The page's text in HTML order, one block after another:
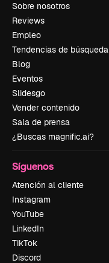
Sobre nosotros
Reviews
Empleo
Tendencias de búsqueda
Blog
Eventos
Slidesgo
Vender contenido
Sala de prensa
¿Buscas magnific.ai?
Síguenos
Atención al cliente
Instagram
YouTube
LinkedIn
TikTok
Discord